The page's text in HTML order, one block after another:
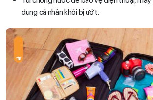
dụng cá nhân khỏi bị ướt.